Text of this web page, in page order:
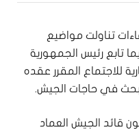
تناولت مواضيع
تابع رئيس الجمهورية
للاجتماع المقرر عقده
في حاجات الجيش.
قائد الجيش العماد